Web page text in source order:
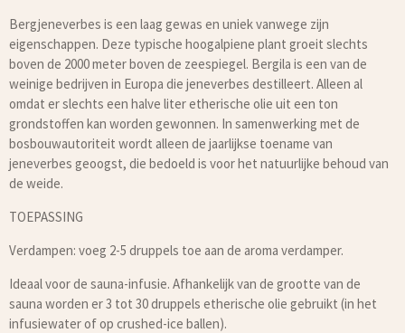
Bergjeneverbes is een laag gewas en uniek vanwege zijn
eigenschappen. Deze typische hoogalpiene plant groeit slechts
boven de 2000 meter boven de zeespiegel. Bergila is een van de
weinige bedrijven in Europa die jeneverbes destilleert. Alleen al
omdat er slechts een halve liter etherische olie uit een ton
grondstoffen kan worden gewonnen. In samenwerking met de
bosbouwautoriteit wordt alleen de jaarlijkse toename van
jeneverbes geoogst, die bedoeld is voor het natuurlijke behoud van
de weide.
TOEPASSING
Verdampen: voeg 2-5 druppels toe aan de aroma verdamper.
Ideaal voor de sauna-infusie. Afhankelijk van de grootte van de
sauna worden er 3 tot 30 druppels etherische olie gebruikt (in het
infusiewater of op crushed-ice ballen).